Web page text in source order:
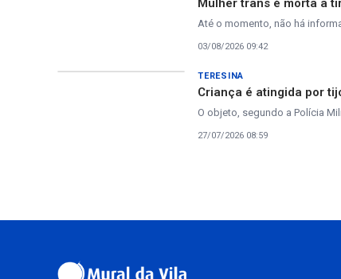
Mulher trans é morta a
Até o momento, não há
03/08/2026 09:42
TERESINA
Criança é atingida por
O objeto, segundo a Polícia
27/07/2026 08:59